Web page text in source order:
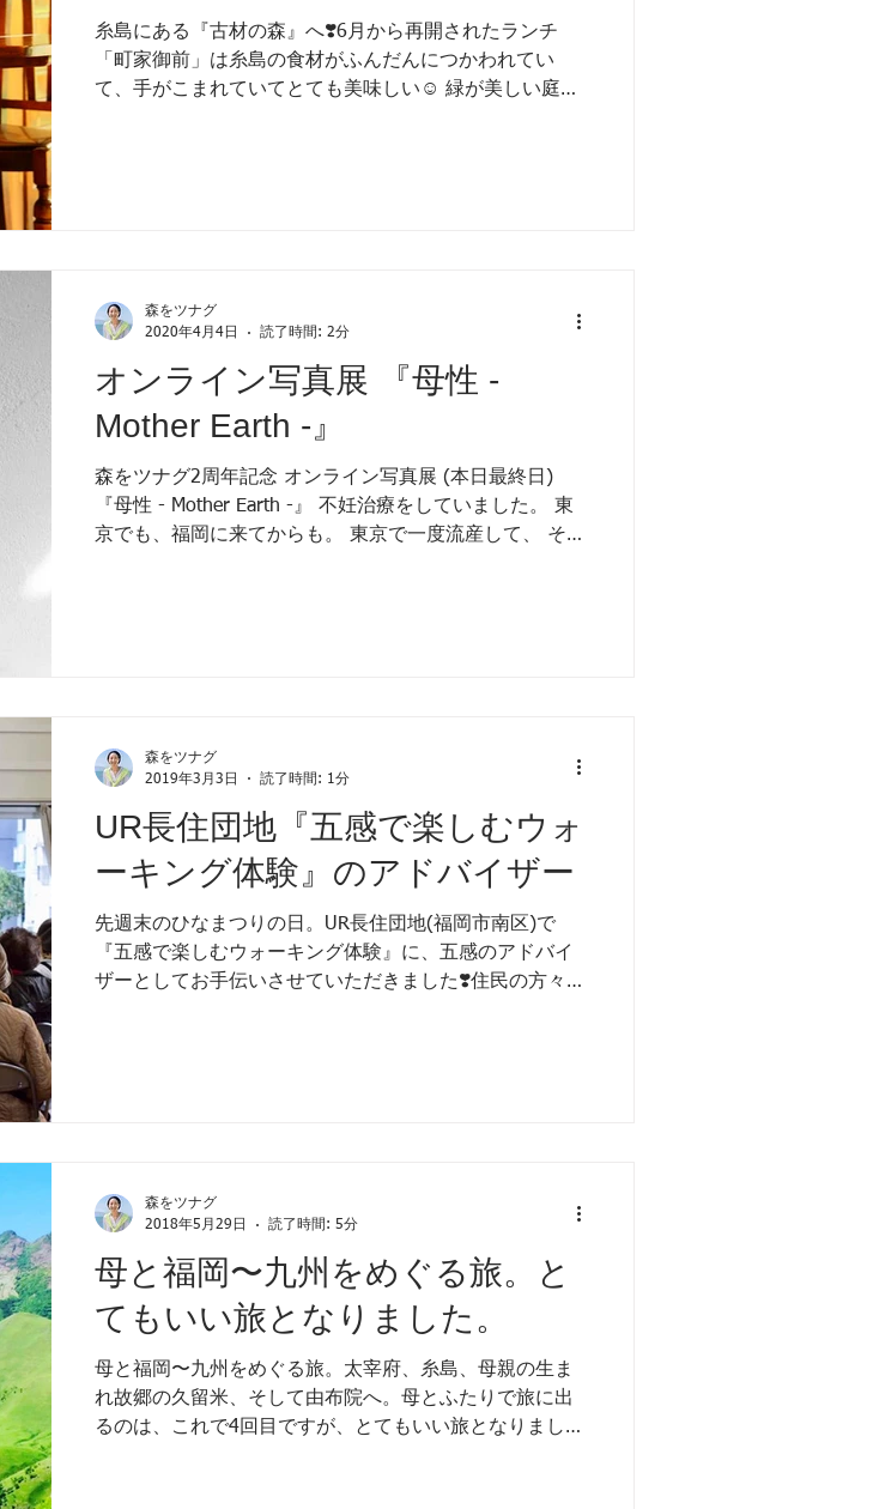
糸島にある『古材の森』へ❣️6月から再開されたランチ
「町家御前」は糸島の食材がふんだんにつかわれてい
て、手がこまれていてとても美味しい☺️ 緑が美しい庭、
オンライン写真展 『母性 -
Mother Earth -』
森をツナグ2周年記念 オンライン写真展 (本日最終日)
『母性 - Mother Earth -』 不妊治療をしていました。 東
京でも、福岡に来てからも。 東京で一度流産して、 その
森をツナグ
2020年4月4日
読了時間: 2分
UR長住団地『五感で楽しむウォ
ーキング体験』のアドバイザー
先週末のひなまつりの日。UR長住団地(福岡市南区)で
『五感で楽しむウォーキング体験』に、五感のアドバイ
ザーとしてお手伝いさせていただきました❣️住民の方々の
森をツナグ
2019年3月3日
読了時間: 1分
母と福岡〜九州をめぐる旅。と
てもいい旅となりました。
母と福岡〜九州をめぐる旅。太宰府、糸島、母親の生ま
れ故郷の久留米、そして由布院へ。母とふたりで旅に出
るのは、これで4回目ですが、とてもいい旅となりまし
森をツナグ
2018年5月29日
読了時間: 5分